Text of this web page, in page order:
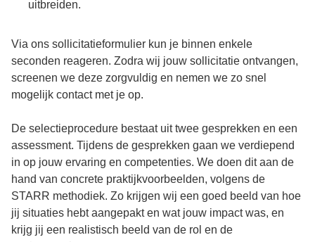
uitbreiden.
Via ons sollicitatieformulier kun je binnen enkele
seconden reageren. Zodra wij jouw sollicitatie ontvangen,
screenen we deze zorgvuldig en nemen we zo snel
mogelijk contact met je op.
De selectieprocedure bestaat uit twee gesprekken en een
assessment. Tijdens de gesprekken gaan we verdiepend
in op jouw ervaring en competenties. We doen dit aan de
hand van concrete praktijkvoorbeelden, volgens de
STARR methodiek. Zo krijgen wij een goed beeld van hoe
jij situaties hebt aangepakt en wat jouw impact was, en
krijg jij een realistisch beeld van de rol en de